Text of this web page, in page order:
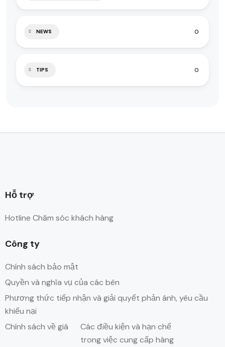
NEWS 0
TIPS 0
Hỗ trợ
Hotline Chăm sóc khách hàng
Công ty
Chính sách bảo mật
Quyền và nghĩa vụ của các bên
Phương thức tiếp nhận và giải quyết phản ánh, yêu cầu
khiếu nại
Chính sách về giá
Các điều kiện và hạn chế
trong việc cung cấp hàng